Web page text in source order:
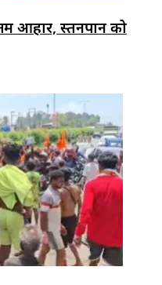
आहार, स्तनपान को